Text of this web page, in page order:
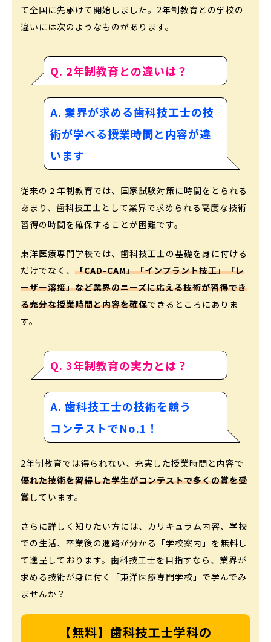
て全国に先駆けて開始しました。2年制教育との学校の
違いには次のようなものがあります。
Q. 2年制教育との違いは？
A. 業界が求める歯科技工士の技
術が学べる授業時間と内容が違
います
従来の２年制教育では、国家試験対策に時間をとられる
あまり、歯科技工士として業界で求められる高度な技術
習得の時間を確保することが困難です。
東洋医療専門学校では、歯科技工士の基礎を身に付ける
だけでなく、 「CAD-CAM」「インプラント技工」「レ
ーザー溶接」など業界のニーズに応える技術が習得でき
る充分な授業時間と内容を確保できるところにありま
す。
Q. 3年制教育の実力とは？
A. 歯科技工士の技術を競う
コンテストでNo.1！
2年制教育では得られない、充実した授業時間と内容で
優れた技術を習得した学生がコンテストで多くの賞を受
賞しています。
さらに詳しく知りたい方には、カリキュラム内容、学校
での生活、卒業後の進路が分かる「学校案内」を無料し
て進呈しております。歯科技工士を目指すなら、業界が
求める技術が身に付く「東洋医療専門学校」で学んでみ
ませんか？
【無料】歯科技工士学科の